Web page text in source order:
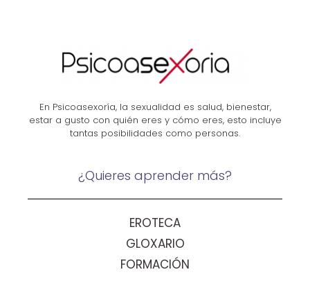
En Psicoasexoría, la sexualidad es salud, bienestar,
estar a gusto con quién eres y cómo eres, esto incluye
tantas posibilidades como personas.
¿Quieres aprender más?
EROTECA
GLOXARIO
FORMACIÓN